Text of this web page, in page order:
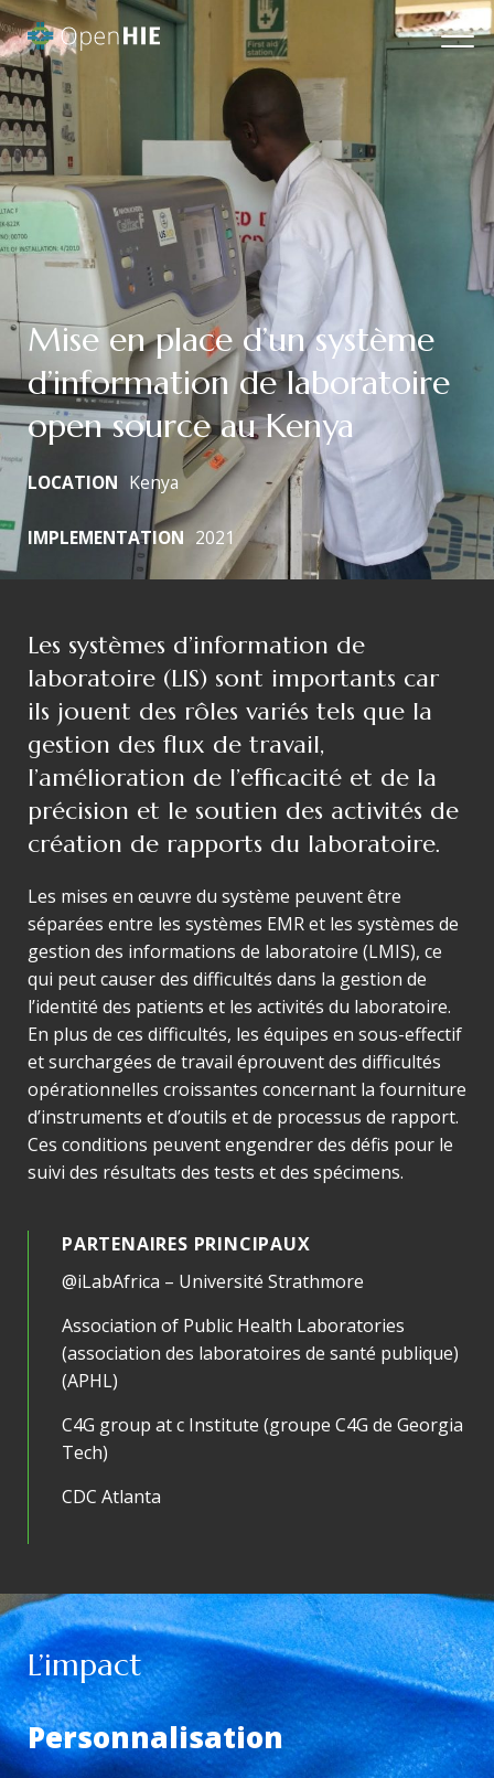
Mise en place d’un système
d’information de laboratoire
open source au Kenya
LOCATION Kenya
IMPLEMENTATION 2021
Les systèmes d’information de
laboratoire (LIS) sont importants car
ils jouent des rôles variés tels que la
gestion des flux de travail,
l’amélioration de l’efficacité et de la
précision et le soutien des activités de
création de rapports du laboratoire.
Les mises en œuvre du système peuvent être
séparées entre les systèmes EMR et les systèmes de
gestion des informations de laboratoire (LMIS), ce
qui peut causer des difficultés dans la gestion de
l’identité des patients et les activités du laboratoire.
En plus de ces difficultés, les équipes en sous-effectif
et surchargées de travail éprouvent des difficultés
opérationnelles croissantes concernant la fourniture
d’instruments et d’outils et de processus de rapport.
Ces conditions peuvent engendrer des défis pour le
suivi des résultats des tests et des spécimens.
PARTENAIRES PRINCIPAUX
@iLabAfrica – Université Strathmore
Association of Public Health Laboratories
(association des laboratoires de santé publique)
(APHL)
C4G group at c Institute (groupe C4G de Georgia
Tech)
CDC Atlanta
L’impact
Personnalisation